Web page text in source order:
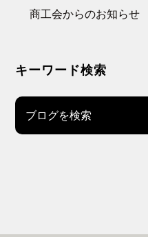
商工会からのお知らせ
キーワード検索